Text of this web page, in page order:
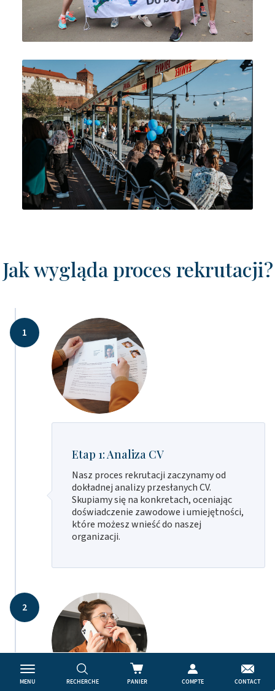
MENU RECHERCHE PANIER COMPTE CONTACT
Jak wygląda proces rekrutacji?
1
Etap 1: Analiza CV
Nasz proces rekrutacji zaczynamy od
dokładnej analizy przesłanych CV.
Skupiamy się na konkretach, oceniając
doświadczenie zawodowe i umiejętności,
które możesz wnieść do naszej
organizacji.
2